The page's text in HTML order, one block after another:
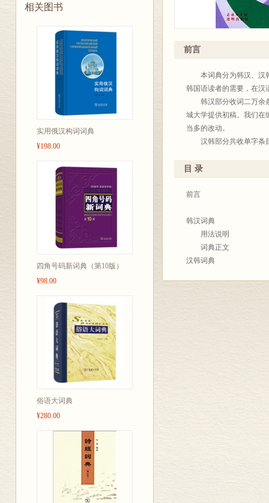
相关图书
实用俄汉构词词典
¥198.00
四角号码新词典（第10版）
¥98.00
俗语大词典
¥280.00
前言
本词典分为韩汉、汉韩
韩国语读者的需要，在汉
韩汉部分收词二万余条
城大学提供初稿。我们在
当多的改动。
汉韩部分共收单字条目
应该说这本词典具有选
目 录
前言
韩汉词典
用法说明
词典正文
汉韩词典